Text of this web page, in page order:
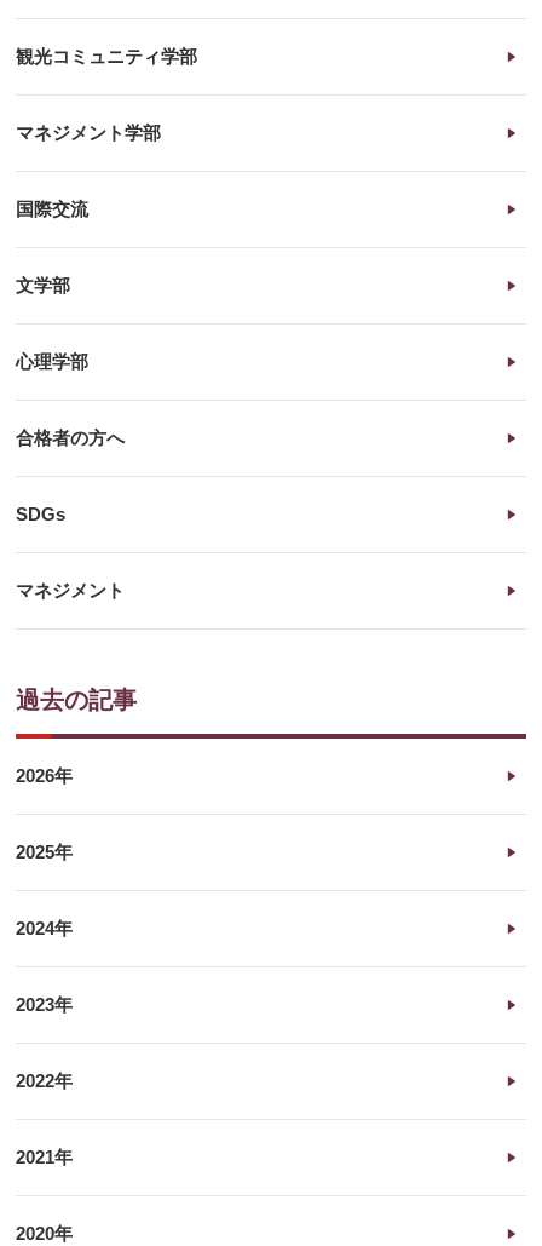
観光コミュニティ学部
マネジメント学部
国際交流
文学部
心理学部
合格者の方へ
SDGs
マネジメント
過去の記事
2026年
2025年
2024年
2023年
2022年
2021年
2020年